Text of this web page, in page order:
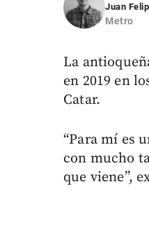
Juan
Metro
La
en 2019 en
Catar.
“Para mí es
con mucho
que viene”,